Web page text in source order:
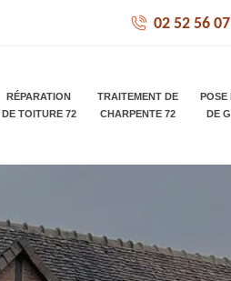
02 52 56
RÉPARATION
DE TOITURE 72
TRAITEMENT DE
CHARPENTE 72
POSE
DE